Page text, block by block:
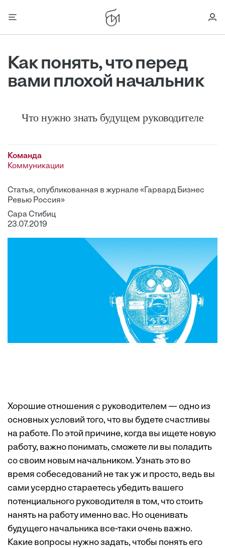
Как понять, что перед
вами плохой начальник
Что нужно знать будущем руководителе
Команда
Коммуникации
Статья, опубликованная в журнале «Гарвард Бизнес
Ревью Россия»
Сара Стибиц
23.07.2019
Хорошие отношения с руководителем — одно из
основных условий того, что вы будете счастливы
на работе. По этой причине, когда вы ищете новую
работу, важно понимать, сможете ли вы поладить
со своим новым начальником. Узнать это во
время собеседований не так уж и просто, ведь вы
сами усердно стараетесь убедить вашего
потенциального руководителя в том, что стоить
нанять на работу именно вас. Но оценивать
будущего начальника все-таки очень важно.
Какие вопросы нужно задать, чтобы понять его